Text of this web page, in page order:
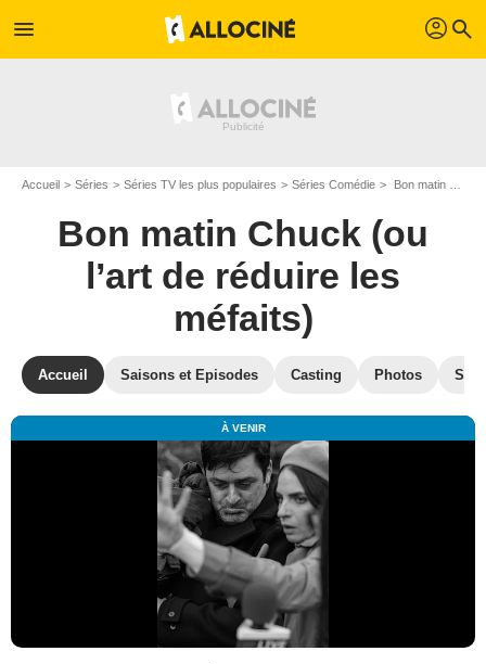
menu profil search
Accueil Séries Séries TV les plus populaires Séries Comédie Bon matin Chuck (ou l’art de réduire les méfaits)
Bon matin Chuck (ou
l’art de réduire les
méfaits)
Accueil Saisons et Episodes Casting Photos
À VENIR